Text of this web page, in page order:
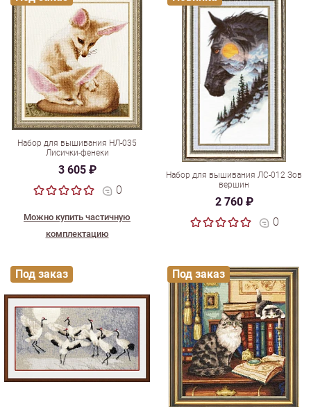
Набор для вышивания НЛ-035
Лисички-фенеки
3 605 ₽
0
Можно купить частичную
комплектацию
Набор для вышивания ЛС-012 Зов
вершин
2 760 ₽
0
Под заказ Под заказ